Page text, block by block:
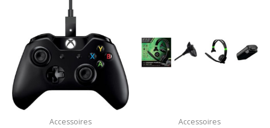
Accessoires Accessoires